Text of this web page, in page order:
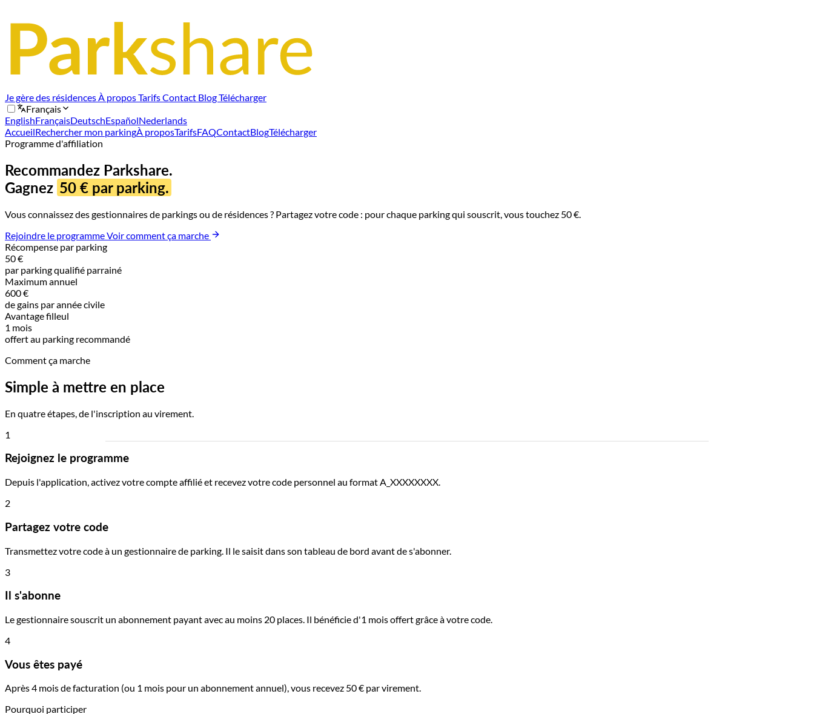
Je gère des résidencesÀ proposTarifsContact BlogTélécharger
Français
EnglishFrançaisDeutschEspañolNederlands
AccueilRechercher mon parkingÀ proposTarifsFAQContactBlogTélécharger
Programme d'affiliation
Recommandez Parkshare.
Gagnez 50 € par parking.
Vous connaissez des gestionnaires de parkings ou de résidences ? Partagez votre code : pour chaque parking qui souscrit, vous touchez 50 €.
Rejoindre le programmeVoir comment ça marche
Récompense par parking
50 €
par parking qualifié parrainé
Maximum annuel
600 €
de gains par année civile
Avantage filleul
1 mois
offert au parking recommandé
Comment ça marche
Simple à mettre en place
En quatre étapes, de l'inscription au virement.
1
Rejoignez le programme
Depuis l'application, activez votre compte affilié et recevez votre code personnel au format A_XXXXXXXX.
2
Partagez votre code
Transmettez votre code à un gestionnaire de parking. Il le saisit dans son tableau de bord avant de s'abonner.
3
Il s'abonne
Le gestionnaire souscrit un abonnement payant avec au moins 20 places. Il bénéficie d'1 mois offert grâce à votre code.
4
Vous êtes payé
Après 4 mois de facturation (ou 1 mois pour un abonnement annuel), vous recevez 50 € par virement.
Pourquoi participer